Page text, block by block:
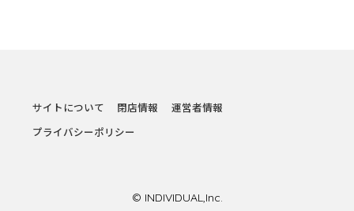
サイトについて 閉店情報
運営者情報
プライバシーポリシー
© INDIVIDUAL,Inc.